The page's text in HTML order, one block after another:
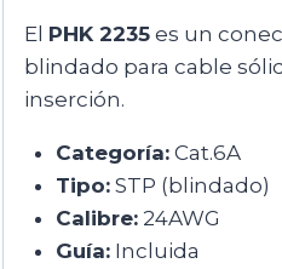
El PHK 2235 es un
blindado para cable
inserción.
Categoría:Cat.6A
Tipo:STP (blindado)
Calibre:24AWG
Guía:Incluida